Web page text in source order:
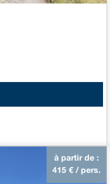
à partir de :
415 € / pers.